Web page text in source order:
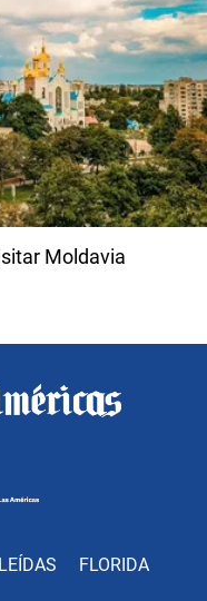
Moldavia
FLORIDA